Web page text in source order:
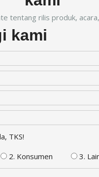
tentang rilis produk,
kami
TKS!
2. Konsumen 3.